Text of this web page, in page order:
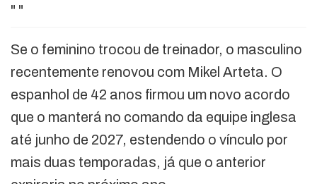
" "
Se o feminino trocou de treinador, o masculino
recentemente renovou com Mikel Arteta. O
espanhol de 42 anos firmou um novo acordo
que o manterá no comando da equipe inglesa
até junho de 2027, estendendo o vínculo por
mais duas temporadas, já que o anterior